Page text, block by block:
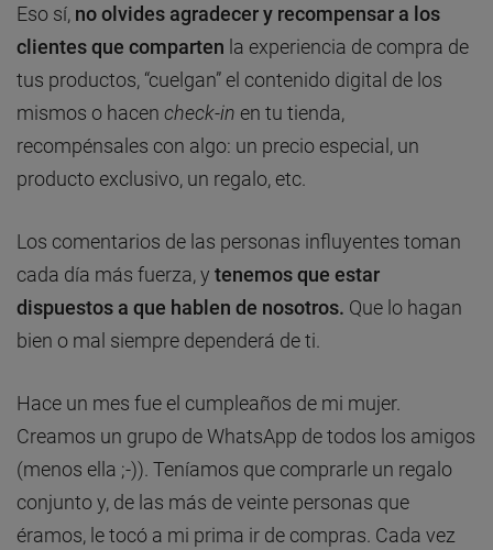
Eso sí, no olvides agradecer y recompensar a los
clientes que comparten la experiencia de compra de
tus productos, “cuelgan” el contenido digital de los
mismos o hacen check-in en tu tienda,
recompénsales con algo: un precio especial, un
producto exclusivo, un regalo, etc.
Los comentarios de las personas influyentes toman
cada día más fuerza, y tenemos que estar
dispuestos a que hablen de nosotros. Que lo hagan
bien o mal siempre dependerá de ti.
Hace un mes fue el cumpleaños de mi mujer.
Creamos un grupo de WhatsApp de todos los amigos
(menos ella ;-)). Teníamos que comprarle un regalo
conjunto y, de las más de veinte personas que
éramos, le tocó a mi prima ir de compras. Cada vez